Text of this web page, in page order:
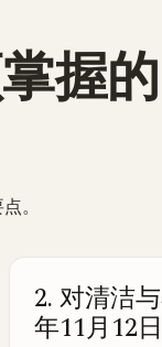
握的
。
2. 对清洁
年11月12日